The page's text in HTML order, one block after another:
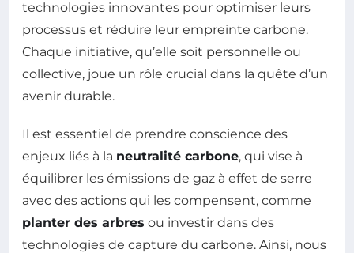
technologies innovantes pour optimiser leurs
processus et réduire leur empreinte carbone.
Chaque initiative, qu’elle soit personnelle ou
collective, joue un rôle crucial dans la quête d’un
avenir durable.
Il est essentiel de prendre conscience des
enjeux liés à la neutralité carbone, qui vise à
équilibrer les émissions de gaz à effet de serre
avec des actions qui les compensent, comme
planter des arbres ou investir dans des
technologies de capture du carbone. Ainsi, nous